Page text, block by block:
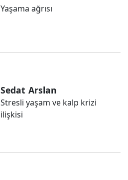
Yaşama ağrısı
Sedat Arslan
Stresli yaşam ve kalp krizi
ilişkisi